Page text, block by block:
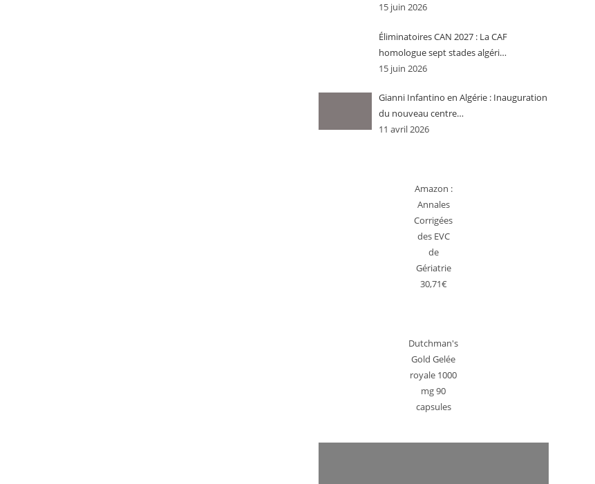
15 juin 2026
Éliminatoires CAN 2027 : La CAF
homologue sept stades algéri…
15 juin 2026
Gianni Infantino en Algérie : Inauguration
du nouveau centre…
11 avril 2026
Amazon :
Annales
Corrigées
des EVC
de
Gériatrie
30,71€
Dutchman's
Gold Gelée
royale 1000
mg 90
capsules